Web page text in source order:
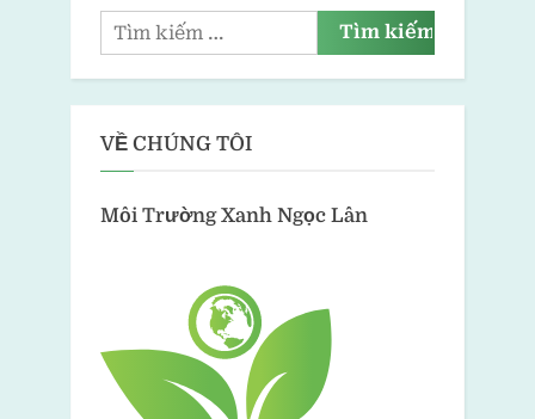
VỀ CHÚNG TÔI
Môi Trường Xanh Ngọc Lân